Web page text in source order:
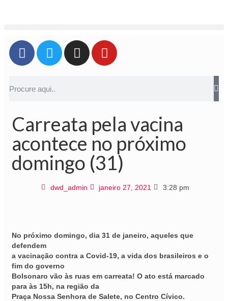
Carreata pela vacina
acontece no próximo
domingo (31)
dwd_admin janeiro 27, 2021 3:28 pm
No próximo domingo, dia 31 de janeiro, aqueles que
defendem
a vacinação contra a Covid-19, a vida dos brasileiros e o
fim do governo
Bolsonaro vão às ruas em carreata! O ato está marcado
para às 15h, na região da
Praça Nossa Senhora de Salete, no Centro Cívico.